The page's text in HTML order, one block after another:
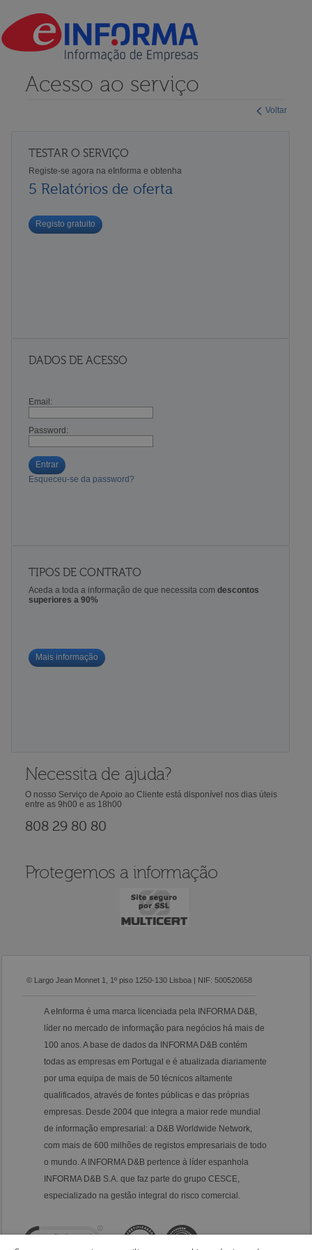
Voltar
Acesso ao serviço
TESTAR O SERVIÇO
Registe-se agora na eInforma e obtenha
5 Relatórios de oferta
Registo gratuito
DADOS DE ACESSO
Email:
Password:
Entrar
Esqueceu-se da password?
TIPOS DE CONTRATO
Aceda a toda a informação de que necessita com descontos
superiores a 90%
Mais informação
Necessita de ajuda?
O nosso Serviço de Apoio ao Cliente está disponível nos dias úteis
entre as 9h00 e as 18h00
808 29 80 80
Protegemos a informação
© Largo Jean Monnet 1, 1º piso 1250-130 Lisboa | NIF: 500520658
A eInforma é uma marca licenciada pela INFORMA D&B,
líder no mercado de informação para negócios há mais de
100 anos. A base de dados da INFORMA D&B contém
todas as empresas em Portugal e é atualizada diariamente
por uma equipa de mais de 50 técnicos altamente
qualificados, através de fontes públicas e das próprias
empresas. Desde 2004 que integra a maior rede mundial
de informação empresarial: a D&B Worldwide Network,
com mais de 600 milhões de registos empresariais de todo
o mundo. A INFORMA D&B pertence à líder espanhola
INFORMA D&B S.A. que faz parte do grupo CESCE,
especializado na gestão integral do risco comercial.